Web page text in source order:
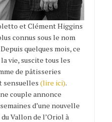
et Clément Higgins
connus sous le nom
quelques mois, ce
vie, suscite tous les
de pâtisseries
sensuelles (lire ici).
couple annonce
d’une nouvelle
Vallon de l’Oriol à